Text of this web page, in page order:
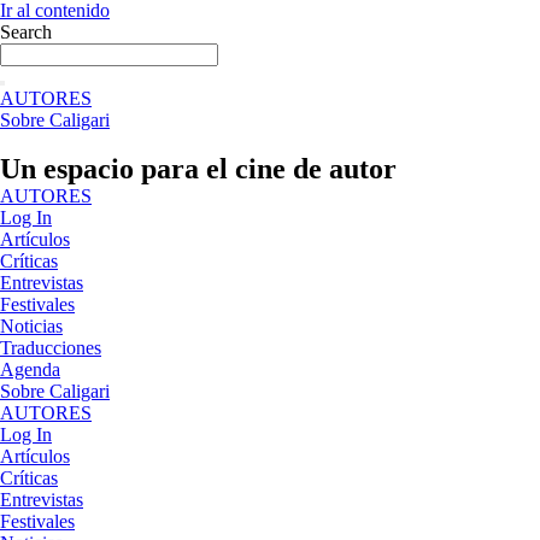
Ir al contenido
Search
AUTORES
Sobre Caligari
Un espacio para el cine de autor
AUTORES
Log In
Artículos
Críticas
Entrevistas
Festivales
Noticias
Traducciones
Agenda
Sobre Caligari
AUTORES
Log In
Artículos
Críticas
Entrevistas
Festivales